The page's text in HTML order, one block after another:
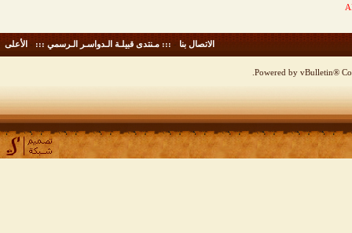
الاتصال بنا - ::: مـنتدى قبيلـة الـدواسـر الـرسمي ::: - الأعلى
Powered by vBulletin®